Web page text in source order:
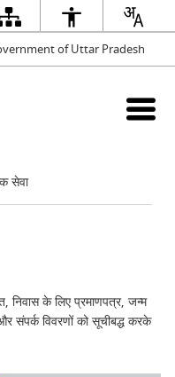
of Uttar Pradesh
सेवा
के लिए प्रमाणपत्र, जन्म
विवरणों को सूचीबद्ध करके